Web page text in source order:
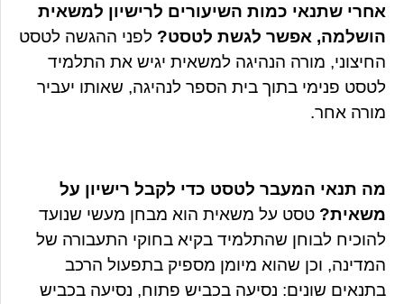
אחרי שתנאי כמות השיעורים לרישיון למשאית
הושלמה, אפשר לגשת לטסט? לפני ההגשה לטסט
החיצוני, מורה הנהיגה למשאית יגיש את התלמיד
לטסט פנימי בתוך בית הספר לנהיגה, שאותו יעביר
מורה אחר.
מה תנאי המעבר לטסט כדי לקבל רישיון על
משאית? טסט על משאית הוא מבחן מעשי שנועד
להוכיח לבוחן שהתלמיד בקיא בחוקי התעבורה של
המדינה, וכן שהוא מיומן מספיק בתפעול הרכב
בתנאים שונים: נסיעה בכביש פתוח, נסיעה בכביש